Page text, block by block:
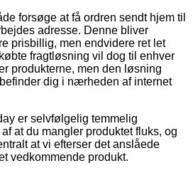
forsøge at få ordren sendt hjem til
adresse. Denne bliver
prisbillig, men endvidere ret let
fragtløsning vil dog til enhver
produkterne, men den løsning
dig i nærheden af internet
er selvfølgelig temmelig
at du mangler produktet fluks, og
at vi efterser det anslåede
vedkommende produkt.